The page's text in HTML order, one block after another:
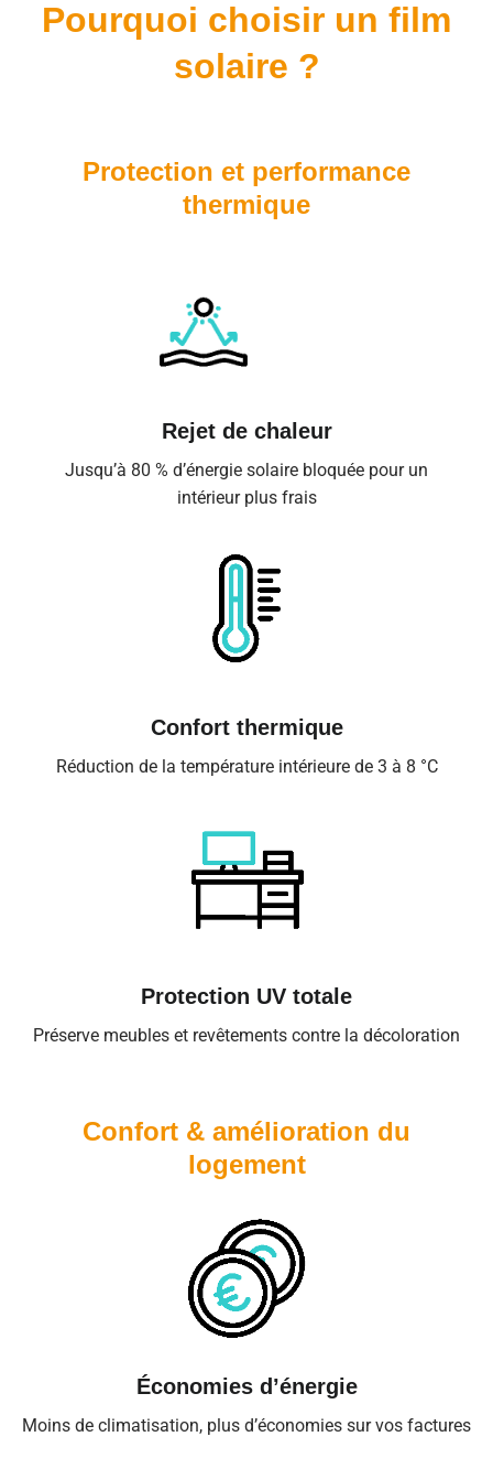
Pourquoi choisir un film
solaire ?
Protection et performance
thermique
Rejet de chaleur
Jusqu’à 80 % d’énergie solaire bloquée pour un
intérieur plus frais
Confort thermique
Réduction de la température intérieure de 3 à 8 °C
Protection UV totale
Préserve meubles et revêtements contre la décoloration
Confort & amélioration du
logement
Économies d’énergie
Moins de climatisation, plus d’économies sur vos factures